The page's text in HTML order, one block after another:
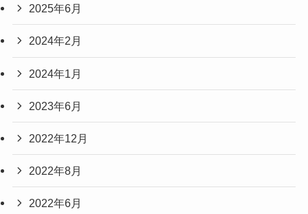
2025年6月
2024年2月
2024年1月
2023年6月
2022年12月
2022年8月
2022年6月